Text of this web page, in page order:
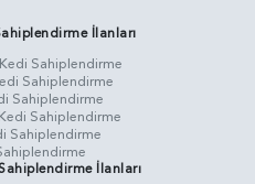
İlanları
Sahiplendirme
Sahiplendirme
Sahiplendirme
Sahiplendirme
Sahiplendirme
İlanları